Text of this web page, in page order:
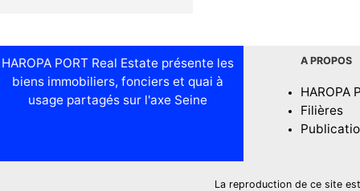
HAROPA PORT Real Estate présente les
biens immobiliers, fonciers et quai à
usage partagés sur l'axe Seine
A PROPOS
HAROPA
Filières
La reproduction de ce site